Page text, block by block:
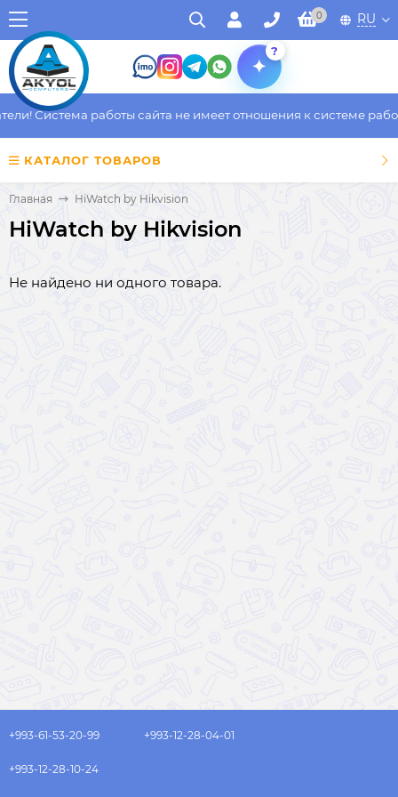
0 RU
?
Система работы сайта не имеет отношения к системе
КАТАЛОГ ТОВАРОВ
Главная HiWatch by Hikvision
HiWatch by Hikvision
Не найдено ни одного товара.
+993-61-53-20-99 +993-12-28-04-01
+993-12-28-10-24